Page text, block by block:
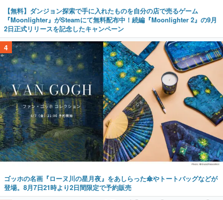
【無料】ダンジョン探索で手に入れたものを自分の店で売るゲーム
『Moonlighter』がSteamにて無料配布中！続編『Moonlighter 2』の9月
2日正式リリースを記念したキャンペーン
4
ゴッホの名画『ローヌ川の星月夜』をあしらった傘やトートバッグなどが
登場。8月7日21時より2日間限定で予約販売